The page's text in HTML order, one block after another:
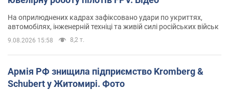
На оприлюднених кадрах зафіксовано удари по укриттях,
автомобілях, інженерній техніці та живій силі російських військ
9.08.2026 15:58 8,2 т.
Армія РФ знищила підприємство Kromberg &
Schubert у Житомирі. Фото